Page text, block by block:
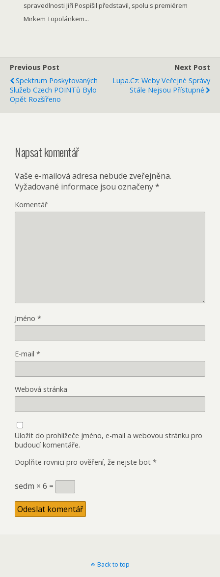
spravedlnosti Jiří Pospíšil představil, spolu s premiérem
Mirkem Topolánkem...
Previous Post
Spektrum Poskytovaných
Služeb Czech POINTů Bylo
Opět Rozšířeno
Next Post
Lupa.cz: Weby Veřejné Správy
Stále Nejsou Přístupné
Napsat komentář
Vaše e-mailová adresa nebude zveřejněna.
Vyžadované informace jsou označeny*
Komentář
Jméno *
E-mail *
Webová stránka
Uložit do prohlížeče jméno, e-mail a webovou stránku pro
budoucí komentáře.
Doplňte rovnici pro ověření, že nejste bot *
sedm × 6 =
Back to top